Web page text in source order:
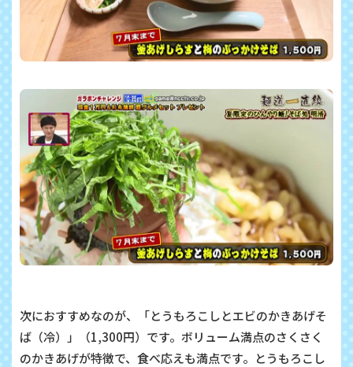
次におすすめなのが、「とうもろこしとエビのかきあげそ
ば（冷）」（1,300円）です。ボリューム満点のさくさく
のかきあげが特徴で、食べ応えも満点です。とうもろこし